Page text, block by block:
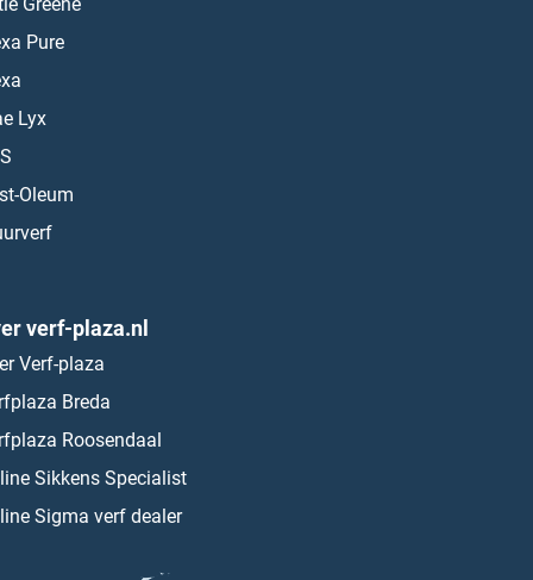
Pure
Lyx
Oleum
verf-plaza.nl
Verf-plaza
Breda
Roosendaal
Sikkens Specialist
Sigma verf dealer